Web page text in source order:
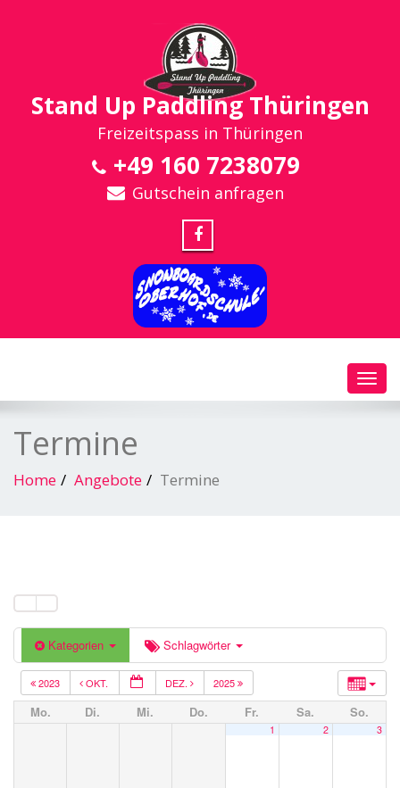
Stand Up Paddling Thüringen
Freizeitspass in Thüringen
+49 160 7238079
Gutschein anfragen
Termine
Home Angebote Termine
Kategorien Schlagwörter
2023 OKT. DEZ. 2025
Mo. Di. Mi. Do. Fr. Sa. So.
1 2 3